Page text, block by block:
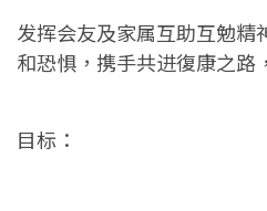
发挥会友及家属互助互勉精
和恐惧，携手共进復康之路
目标：